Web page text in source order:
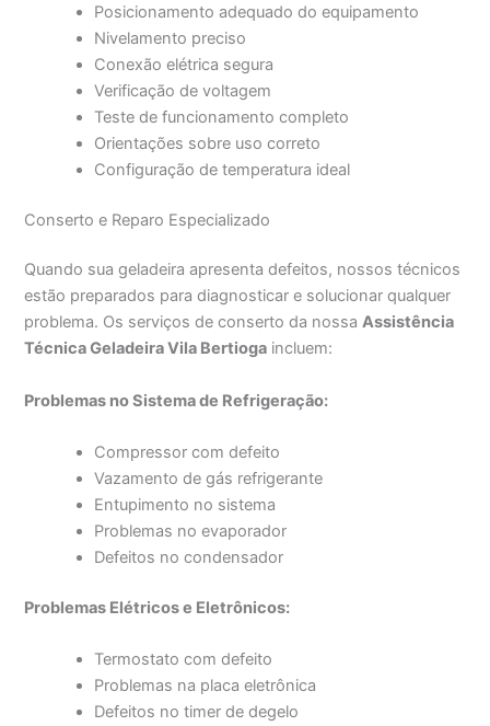
Posicionamento adequado do equipamento
Nivelamento preciso
Conexão elétrica segura
Verificação de voltagem
Teste de funcionamento completo
Orientações sobre uso correto
Configuração de temperatura ideal
Conserto e Reparo Especializado
Quando sua geladeira apresenta defeitos, nossos técnicos
estão preparados para diagnosticar e solucionar qualquer
problema. Os serviços de conserto da nossaAssistência
Técnica Geladeira Vila Bertioga incluem:
Problemas no Sistema de Refrigeração:
Compressor com defeito
Vazamento de gás refrigerante
Entupimento no sistema
Problemas no evaporador
Defeitos no condensador
Problemas Elétricos e Eletrônicos:
Termostato com defeito
Problemas na placa eletrônica
Defeitos no timer de degelo